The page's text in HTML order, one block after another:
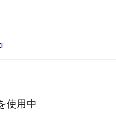
使用中